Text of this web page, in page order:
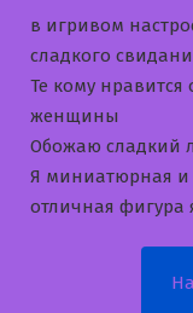
в игривом
сладкого
Те кому нравится
женщины
Обожаю сладкий
Я миниатюрная и
отличная